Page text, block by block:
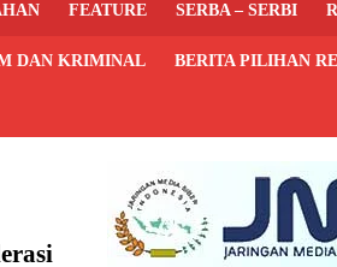
FEATURE SERBA – SERBI
DAN KRIMINAL BERITA PILIHAN